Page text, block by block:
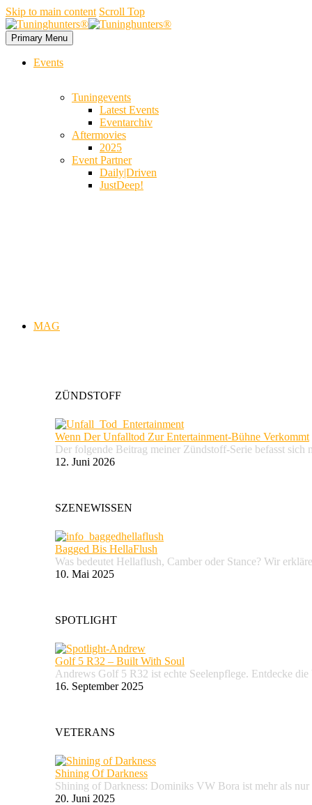
Skip to main content Scroll Top
Primary Menu
Events
Tuningevents
Latest Events
Eventarchiv
Aftermovies
2025
Event Partner
Daily|Driven
JustDeep!
MAG
ZÜNDSTOFF
Wenn Der Unfalltod Zur Entertainment-Bühne Verkommt
Der folgende Beitrag meiner Zündstoff-Serie befasst
12. Juni 2026
SZENEWISSEN
Bagged Bis HellaFlush
Was bedeutet Hellaflush, Camber oder Stance? Wir
10. Mai 2025
SPOTLIGHT
Golf 5 R32 – Built With Soul
Andrews Golf 5 R32 ist echte Seelenpflege. Entdecke
16. September 2025
VETERANS
Shining Of Darkness
Shining of Darkness: Dominiks VW Bora ist mehr als
20. Juni 2025